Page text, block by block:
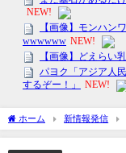
ホーム 新情報発信
運行！